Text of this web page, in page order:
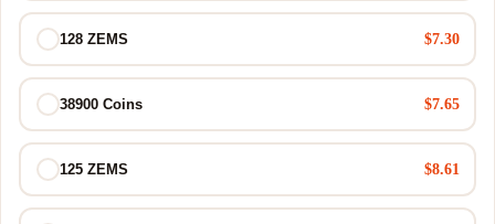
128 ZEMS $7.30
38900 Coins $7.65
125 ZEMS $8.61